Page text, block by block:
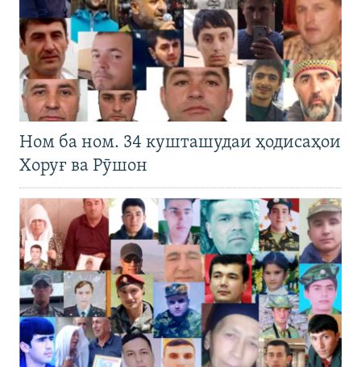
Ном ба ном. 34 кушташудаи ҳодисаҳои
Хоруғ ва Рӯшон